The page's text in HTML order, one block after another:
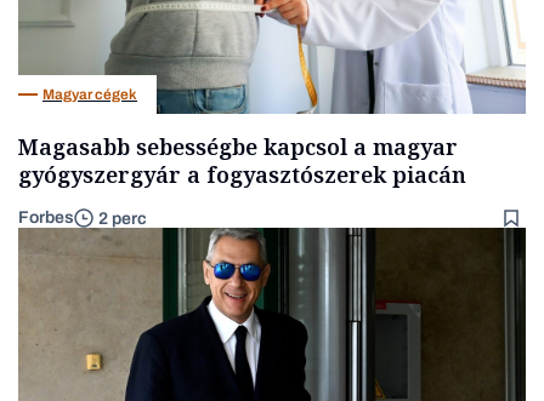
Magyar cégek
Magasabb sebességbe kapcsol a magyar
gyógyszergyár a fogyasztószerek piacán
Forbes 2 perc